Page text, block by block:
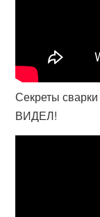
Секреты
ВИДЕЛ!